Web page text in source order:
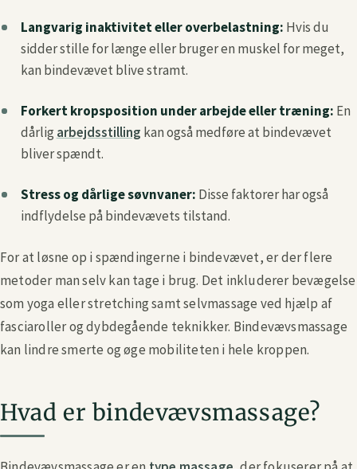
Langvarig inaktivitet eller overbelastning: Hvis du
sidder stille for længe eller bruger en muskel for meget,
kan bindevævet blive stramt.
Forkert kropsposition under arbejde eller træning: En
dårlig arbejdsstilling kan også medføre at bindevævet
bliver spændt.
Stress og dårlige søvnvaner: Disse faktorer har også
indflydelse på bindevævets tilstand.
For at løsne op i spændingerne i bindevævet, er der flere
metoder man selv kan tage i brug. Det inkluderer bevægelse
som yoga eller stretching samt selvmassage ved hjælp af
fasciaroller og dybdegående teknikker. Bindevævsmassage
kan lindre smerte og øge mobiliteten i hele kroppen.
Hvad er bindevævsmassage?